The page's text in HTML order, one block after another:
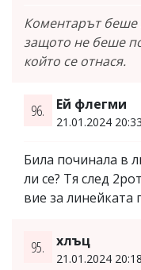
Коментарът беше
защото не беше
който се отнася.
96. Ей флегми
21.01.2024
Била починала в
ли се? Тя след
вие за линейката
95. хлъц
21.01.2024